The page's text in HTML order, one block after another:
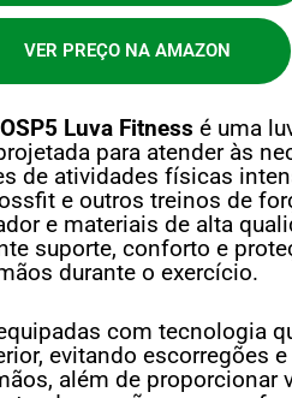
VER PREÇO NA AMAZON
Luva Fitness é uma
para atender às
de atividades físicas
e outros treinos de
e materiais de alta
suporte, conforto e
durante o exercício.
com tecnologia
evitando escorregões
além de proporcionar